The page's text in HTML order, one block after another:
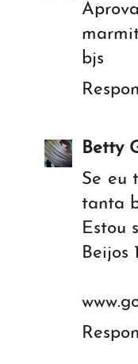
bjs
Betty
Se eu
tanta
Estou
Beijos